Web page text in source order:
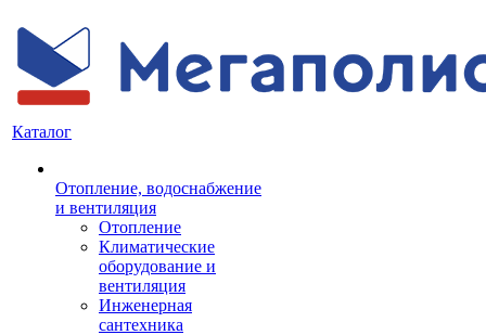
Каталог
Отопление, водоснабжение
и вентиляция
Отопление
Климатические
оборудование и
вентиляция
Инженерная
сантехника